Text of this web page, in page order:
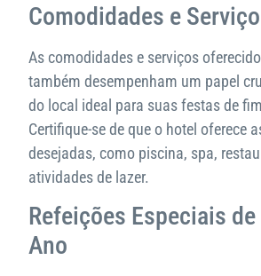
Comodidades e
As comodidades e serviços
também desempenham um papel
do local ideal para suas festas de
Certifique-se de que o hotel oferece
desejadas, como piscina, spa,
atividades de lazer.
Refeições Especiais
Ano